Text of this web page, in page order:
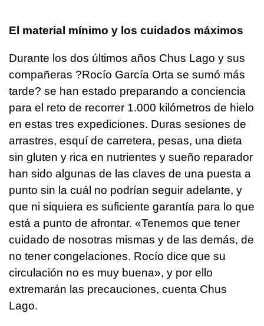
El material mínimo y los cuidados máximos
Durante los dos últimos años Chus Lago y sus
compañeras ?Rocío García Orta se sumó más
tarde? se han estado preparando a conciencia
para el reto de recorrer 1.000 kilómetros de hielo
en estas tres expediciones. Duras sesiones de
arrastres, esquí de carretera, pesas, una dieta
sin gluten y rica en nutrientes y sueño reparador
han sido algunas de las claves de una puesta a
punto sin la cuál no podrían seguir adelante, y
que ni siquiera es suficiente garantía para lo que
está a punto de afrontar. «Tenemos que tener
cuidado de nosotras mismas y de las demás, de
no tener congelaciones. Rocío dice que su
circulación no es muy buena», y por ello
extremarán las precauciones, cuenta Chus
Lago.